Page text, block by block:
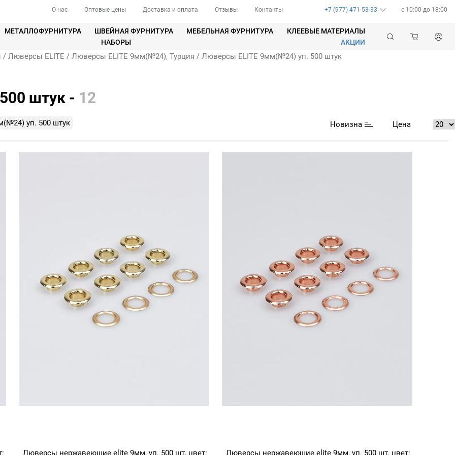
О нас Оптовые цены Доставка и оплата Отзывы Контакты +7 (977) 471-53-33 c 10:00 до 18:00
МЕТАЛЛОФУРНИТУРА ШВЕЙНАЯ ФУРНИТУРА МЕБЕЛЬНАЯ ФУРНИТУРА
КЛЕЕВЫЕ МАТЕРИАЛЫ
НАБОРЫ
АКЦИИ
/ Люверсы ELITE / Люверсы ELITE 9мм(№24), Турция / Люверсы ELITE 9мм(№24) уп. 500 штук
штук - 12
уп. 500 штук Новизна Цена
Люверсы нержавеющие elite 9мм, уп. 500 шт, цвет:
Люверсы нержавеющие elite 9мм, уп. 500 шт, цвет: